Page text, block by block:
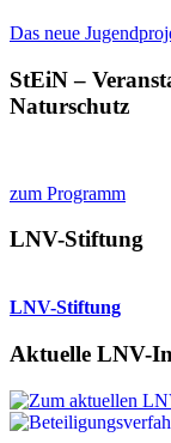
Das neue
StEiN –
Naturschutz
zum Programm
LNV-Stiftung
LNV-Stiftung
Aktuelle LNV-